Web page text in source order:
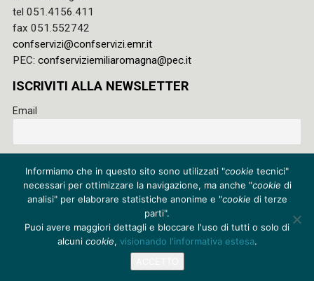
tel 051.4156.411
fax 051.552742
confservizi@confservizi.emr.it
PEC: confserviziemiliaromagna@pec.it
ISCRIVITI ALLA NEWSLETTER
Email
al trattamento dei miei dati
Privacy policy
Cookie policy
Credits
Informiamo che in questo sito sono utilizzati "cookie tecnici"
necessari per ottimizzare la navigazione, ma anche "cookie di
analisi" per elaborare statistiche anonime e "cookie di terze
parti".
Puoi avere maggiori dettagli e bloccare l'uso di tutti o solo di
alcuni cookie, visionando l'informativa estesa.